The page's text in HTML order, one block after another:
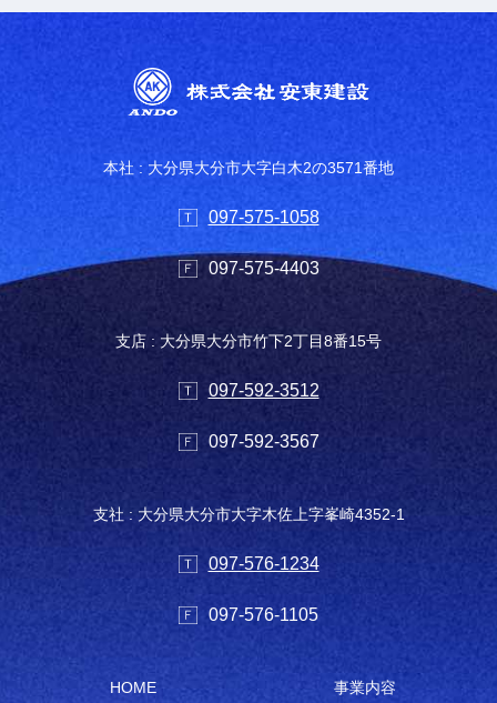
本社 : 大分県大分市大字白木2の3571番地
097-575-1058
097-575-4403
支店 : 大分県大分市竹下2丁目8番15号
097-592-3512
097-592-3567
支社 : 大分県大分市大字木佐上字峯崎4352-1
097-576-1234
097-576-1105
HOME 事業内容